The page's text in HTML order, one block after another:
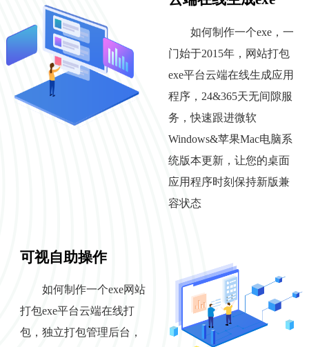
如何制作一个exe，一
门始于2015年，网站打包
exe平台云端在线生成应用
程序，24&365天无间隙服
务，快速跟进微软
Windows&苹果Mac电脑系
统版本更新，让您的桌面
应用程序时刻保持新版兼
容状态
可视自助操作
如何制作一个exe网站
打包exe平台云端在线打
包，独立打包管理后台，